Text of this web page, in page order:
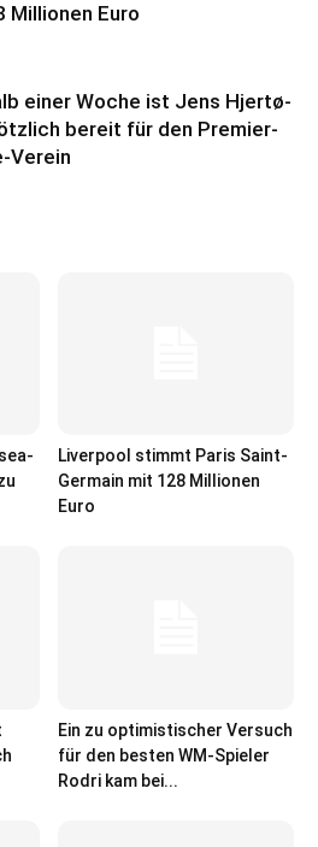
Millionen Euro
einer Woche ist Jens Hjertø-
bereit für den Premier-
Verein
Liverpool stimmt Paris Saint-
Germain mit 128 Millionen
Euro
Ein zu optimistischer Versuch
für den besten WM-Spieler
Rodri kam bei...